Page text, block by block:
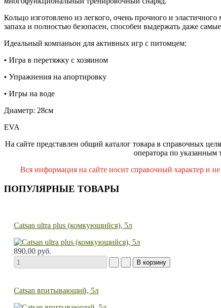
Кольцо изготовлено из легкого, очень прочного и
запаха и полностью безопасен, способен выдержать даже
Идеальный компаньон для активных игр с питомцем:
• Игра в перетяжку с хозяином
• Упражнения на апортировку
• Игры на воде
Диаметр: 28см
EVA
На сайте представлен общий каталог товара в справочных
оператора по указанным
Вся информация на сайте носит справочный характер и
ПОПУЛЯРНЫЕ ТОВАРЫ
Catsan ultra plus (комкующийся), 5л
890,00 руб.
Catsan впитывающий, 5л